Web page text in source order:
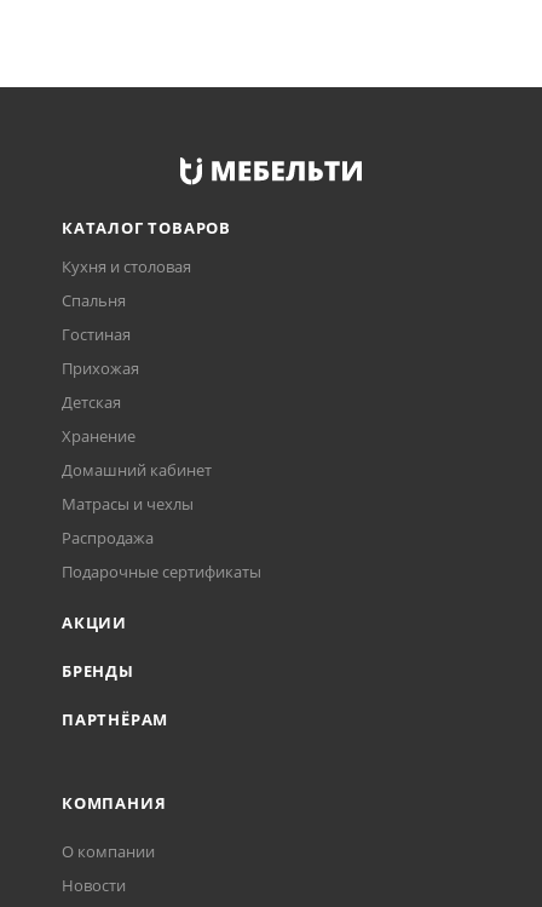
КАТАЛОГ ТОВАРОВ
Кухня и столовая
Спальня
Гостиная
Прихожая
Детская
Хранение
Домашний кабинет
Матрасы и чехлы
Распродажа
Подарочные сертификаты
АКЦИИ
БРЕНДЫ
ПАРТНЁРАМ
КОМПАНИЯ
О компании
Новости